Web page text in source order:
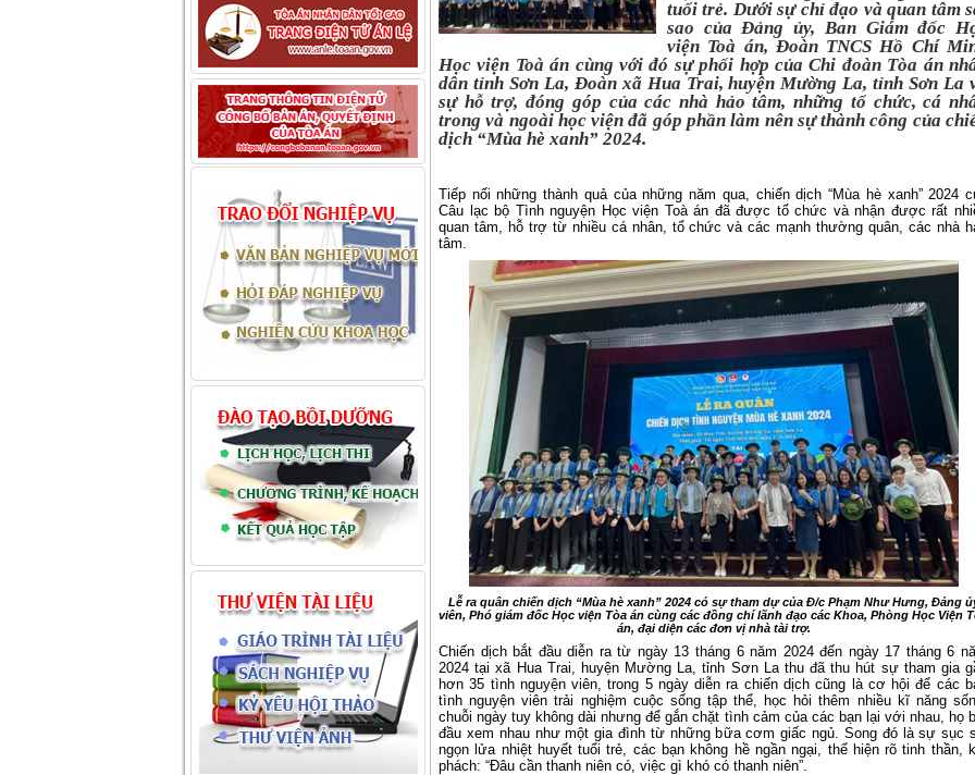
tuổi trẻ. Dưới sự chỉ đạo và quan tâm
sao của Đảng ủy, Ban Giám đốc
viện Toà án, Đoàn TNCS Hồ Chí
Học viện Toà án cùng với đó sự phối hợp của Chi đoàn Tòa án
dân tỉnh Sơn La, Đoàn xã Hua Trai, huyện Mường La, tỉnh Sơn La
sự hỗ trợ, đóng góp của các nhà hảo tâm, những tổ chức, cá
trong và ngoài học viện đã góp phần làm nên sự thành công của
dịch “Mùa hè xanh” 2024.
Tiếp nối những thành quả của những năm qua, chiến dịch “Mùa hè xanh” 2024
Câu lạc bộ Tình nguyện Học viện Toà án đã được tổ chức và nhận được rất
quan tâm, hỗ trợ từ nhiều cá nhân, tổ chức và các mạnh thường quân, các nhà
tâm.
Lễ ra quân chiến dịch “Mùa hè xanh” 2024 có sự tham dự của Đ/c Phạm NhưHưng, Đảng
viên, Phó giám đốc Học viện Tòa án cùng các đồng chí lãnh đạo các Khoa, Phòng Học Viện
án, đại diện các đơn vị nhà tài trợ.
Chiến dịch bắt đầu diễn ra từ ngày 13 tháng 6 năm 2024 đến ngày 17 tháng 6
2024 tại xã HuaTrai, huyện Mường La, tỉnh SơnLathu đã thu hút sự tham gia
hơn 35 tình nguyện viên, trong 5 ngày diễn ra chiến dịch cũng là cơ hội để các
tình nguyện viên trải nghiệm cuộc sống tập thể, học hỏi thêm nhiều kĩ năng
chuỗi ngày tuy không dài nhưng để gắn chặt tình cảm của các bạn lại với nhau, họ
đầu xem nhau như một gia đình từ những bữa cơm giấc ngủ. Song đó là sự sục
ngọn lửa nhiệt huyết tuổi trẻ, các bạn không hề ngần ngại, thể hiện rõ tinh thần,
phách: “Đâu cần thanh niên có, việc gì khó có thanh niên”.